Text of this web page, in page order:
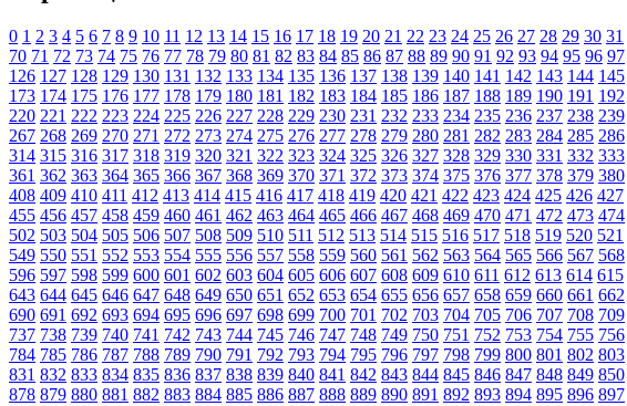
0 1 2 3 4 5 6 7 8 9 10 11 12 13 14 15 16 17 18 19 20 21 22 23 24 25 26 27 28 29 30 31
70 71 72 73 74 75 76 77 78 79 80 81 82 83 84 85 86 87 88 89 90 91 92 93 94 95 96 97
126 127 128 129 130 131 132 133 134 135 136 137 138 139 140 141 142 143 144 145
173 174 175 176 177 178 179 180 181 182 183 184 185 186 187 188 189 190 191 192
220 221 222 223 224 225 226 227 228 229 230 231 232 233 234 235 236 237 238 239
267 268 269 270 271 272 273 274 275 276 277 278 279 280 281 282 283 284 285 286
314 315 316 317 318 319 320 321 322 323 324 325 326 327 328 329 330 331 332 333
361 362 363 364 365 366 367 368 369 370 371 372 373 374 375 376 377 378 379 380
408 409 410 411 412 413 414 415 416 417 418 419 420 421 422 423 424 425 426 427
455 456 457 458 459 460 461 462 463 464 465 466 467 468 469 470 471 472 473 474
502 503 504 505 506 507 508 509 510 511 512 513 514 515 516 517 518 519 520 521
549 550 551 552 553 554 555 556 557 558 559 560 561 562 563 564 565 566 567 568
596 597 598 599 600 601 602 603 604 605 606 607 608 609 610 611 612 613 614 615
643 644 645 646 647 648 649 650 651 652 653 654 655 656 657 658 659 660 661 662
690 691 692 693 694 695 696 697 698 699 700 701 702 703 704 705 706 707 708 709
737 738 739 740 741 742 743 744 745 746 747 748 749 750 751 752 753 754 755 756
784 785 786 787 788 789 790 791 792 793 794 795 796 797 798 799 800 801 802 803
831 832 833 834 835 836 837 838 839 840 841 842 843 844 845 846 847 848 849 850
878 879 880 881 882 883 884 885 886 887 888 889 890 891 892 893 894 895 896 897